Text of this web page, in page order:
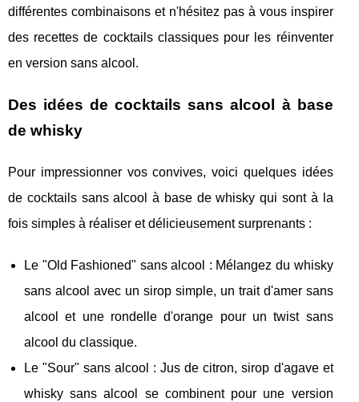
différentes combinaisons et n'hésitez pas à vous inspirer
des recettes de cocktails classiques pour les réinventer
en version sans alcool.
Des idées de cocktails sans alcool à base
de whisky
Pour impressionner vos convives, voici quelques idées
de cocktails sans alcool à base de whisky qui sont à la
fois simples à réaliser et délicieusement surprenants :
Le "Old Fashioned" sans alcool : Mélangez du whisky
sans alcool avec un sirop simple, un trait d'amer sans
alcool et une rondelle d'orange pour un twist sans
alcool du classique.
Le "Sour" sans alcool : Jus de citron, sirop d'agave et
whisky sans alcool se combinent pour une version